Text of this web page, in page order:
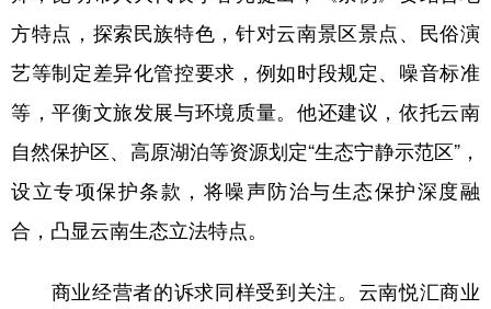
方特点，探索民族特色，针对云南景区景点、民俗演
艺等制定差异化管控要求，例如时段规定、噪音标准
等，平衡文旅发展与环境质量。他还建议，依托云南
自然保护区、高原湖泊等资源划定“生态宁静示范区”，
设立专项保护条款，将噪声防治与生态保护深度融
合，凸显云南生态立法特点。
商业经营者的诉求同样受到关注。云南悦汇商业